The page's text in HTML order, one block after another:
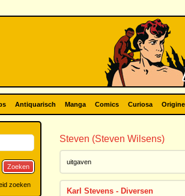
Antiquarisch Manga Comics Curiosa
Steven (Steven Wilsens)
uitgaven
Karl Stevens - Diversen
Zoeken
zoeken